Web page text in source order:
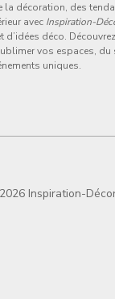
la décoration, des
avec Inspiration-
d’idées déco.
vos espaces, du
uniques.
Inspiration-